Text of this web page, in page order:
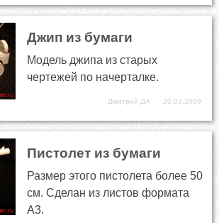
Джип из бумаги
Модель джипа из старых
чертежей по начерталке.
Дмитрий ДА 20.03.2009
Пистолет из бумаги
Размер этого пистолета более 50
см. Сделан из листов формата
А3.